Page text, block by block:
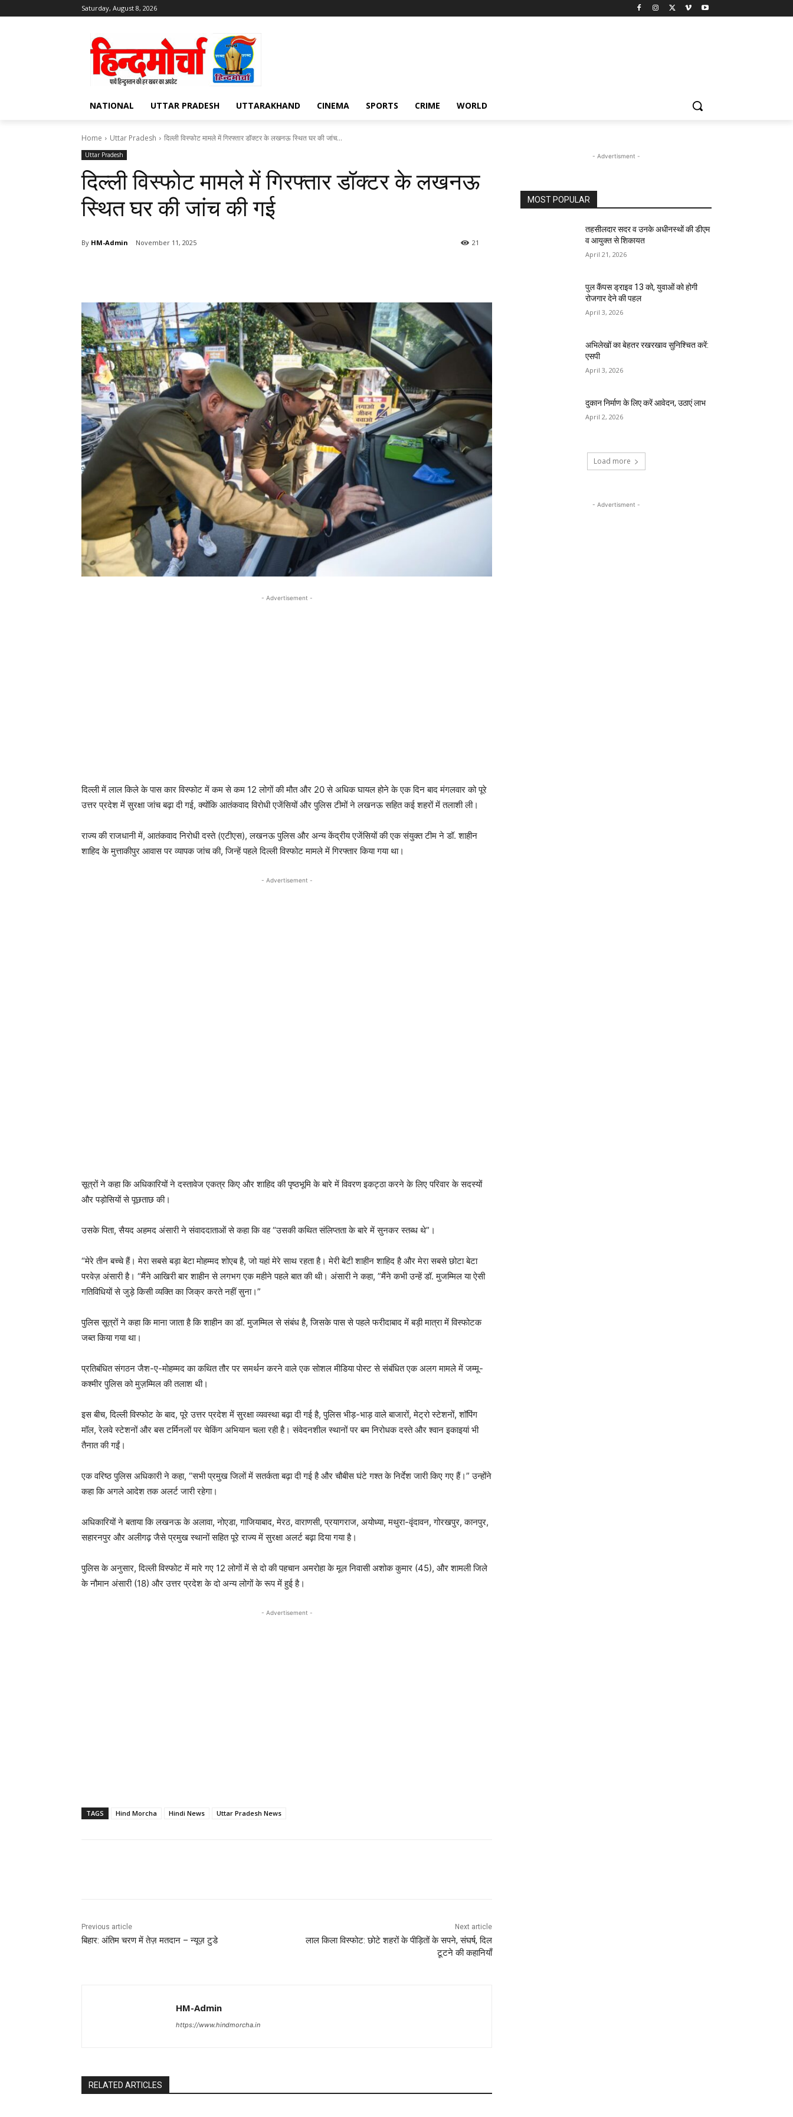
Saturday, August 8, 2026
NATIONAL UTTAR PRADESH UTTARAKHAND CINEMA SPORTS CRIME WORLD
Home Uttar Pradesh दिल्ली विस्फोट मामले में गिरफ्तार डॉक्टर के लखनऊ स्थित घर की जांच...
Uttar Pradesh
दिल्ली विस्फोट मामले में गिरफ्तार डॉक्टर के लखनऊ
स्थित घर की जांच की गई
By HM-Admin November 11, 2025 21
- Advertisement -
दिल्ली में लाल किले के पास कार विस्फोट में कम से कम 12 लोगों की मौत और 20 से अधिक घायल होने के एक दिन बाद मंगलवार को पूरे
उत्तर प्रदेश में सुरक्षा जांच बढ़ा दी गई, क्योंकि आतंकवाद विरोधी एजेंसियों और पुलिस टीमों ने लखनऊ सहित कई शहरों में तलाशी ली।
राज्य की राजधानी में, आतंकवाद निरोधी दस्ते (एटीएस), लखनऊ पुलिस और अन्य केंद्रीय एजेंसियों की एक संयुक्त टीम ने डॉ. शाहीन
शाहिद के मुत्ताकीपुर आवास पर व्यापक जांच की, जिन्हें पहले दिल्ली विस्फोट मामले में गिरफ्तार किया गया था।
- Advertisement -
सूत्रों ने कहा कि अधिकारियों ने दस्तावेज एकत्र किए और शाहिद की पृष्ठभूमि के बारे में विवरण इकट्ठा करने के लिए परिवार के सदस्यों
और पड़ोसियों से पूछताछ की।
उसके पिता, सैयद अहमद अंसारी ने संवाददाताओं से कहा कि वह “उसकी कथित संलिप्तता के बारे में सुनकर स्तब्ध थे”।
“मेरे तीन बच्चे हैं। मेरा सबसे बड़ा बेटा मोहम्मद शोएब है, जो यहां मेरे साथ रहता है। मेरी बेटी शाहीन शाहिद है और मेरा सबसे छोटा बेटा
परवेज़ अंसारी है। “मैंने आखिरी बार शाहीन से लगभग एक महीने पहले बात की थी। अंसारी ने कहा, ”मैंने कभी उन्हें डॉ. मुजम्मिल या ऐसी
गतिविधियों से जुड़े किसी व्यक्ति का जिक्र करते नहीं सुना।”
पुलिस सूत्रों ने कहा कि माना जाता है कि शाहीन का डॉ. मुजम्मिल से संबंध है, जिसके पास से पहले फरीदाबाद में बड़ी मात्रा में विस्फोटक
जब्त किया गया था।
प्रतिबंधित संगठन जैश-ए-मोहम्मद का कथित तौर पर समर्थन करने वाले एक सोशल मीडिया पोस्ट से संबंधित एक अलग मामले में जम्मू-
कश्मीर पुलिस को मुज़म्मिल की तलाश थी।
इस बीच, दिल्ली विस्फोट के बाद, पूरे उत्तर प्रदेश में सुरक्षा व्यवस्था बढ़ा दी गई है, पुलिस भीड़-भाड़ वाले बाजारों, मेट्रो स्टेशनों, शॉपिंग
मॉल, रेलवे स्टेशनों और बस टर्मिनलों पर चेकिंग अभियान चला रही है। संवेदनशील स्थानों पर बम निरोधक दस्ते और श्वान इकाइयां भी
तैनात की गईं।
एक वरिष्ठ पुलिस अधिकारी ने कहा, “सभी प्रमुख जिलों में सतर्कता बढ़ा दी गई है और चौबीस घंटे गश्त के निर्देश जारी किए गए हैं।” उन्होंने
कहा कि अगले आदेश तक अलर्ट जारी रहेगा।
अधिकारियों ने बताया कि लखनऊ के अलावा, नोएडा, गाजियाबाद, मेरठ, वाराणसी, प्रयागराज, अयोध्या, मथुरा-वृंदावन, गोरखपुर, कानपुर,
सहारनपुर और अलीगढ़ जैसे प्रमुख स्थानों सहित पूरे राज्य में सुरक्षा अलर्ट बढ़ा दिया गया है।
पुलिस के अनुसार, दिल्ली विस्फोट में मारे गए 12 लोगों में से दो की पहचान अमरोहा के मूल निवासी अशोक कुमार (45), और शामली जिले
के नौमान अंसारी (18) और उत्तर प्रदेश के दो अन्य लोगों के रूप में हुई है।
- Advertisement -
TAGS Hind Morcha Hindi News Uttar Pradesh News
Previous article
बिहार: अंतिम चरण में तेज़ मतदान – न्यूज़ टुडे
Next article
लाल किला विस्फोट: छोटे शहरों के पीड़ितों के सपने, संघर्ष, दिल
टूटने की कहानियाँ
HM-Admin
https://www.hindmorcha.in
RELATED ARTICLES
- Advertisment -
MOST POPULAR
तहसीलदार सदर व उनके अधीनस्थों की डीएम
व आयुक्त से शिकायत
April 21, 2026
पुल कैंपस ड्राइव 13 को, युवाओं को होगी
रोजगार देने की पहल
April 3, 2026
अभिलेखों का बेहतर रखरखाव सुनिश्चित करें:
एसपी
April 3, 2026
दुकान निर्माण के लिए करें आवेदन, उठाएं लाभ
April 2, 2026
Load more
- Advertisment -